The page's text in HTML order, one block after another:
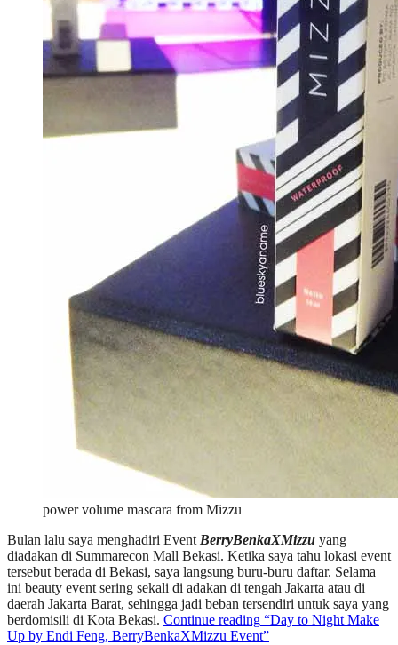
power volume mascara from Mizzu
Bulan lalu saya menghadiri Event BerryBenkaXMizzu yang
diadakan di Summarecon Mall Bekasi. Ketika saya tahu lokasi event
tersebut berada di Bekasi, saya langsung buru-buru daftar. Selama
ini beauty event sering sekali di adakan di tengah Jakarta atau di
daerah Jakarta Barat, sehingga jadi beban tersendiri untuk saya yang
berdomisili di Kota Bekasi. Continue reading “Day to Night Make
Up by Endi Feng, BerryBenkaXMizzu Event”